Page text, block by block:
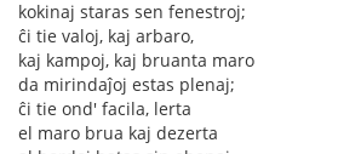
kokinaj staras sen fenestroj;
ĉi tie valoj, kaj arbaro,
kaj kampoj, kaj bruanta maro
da mirindaĵoj estas plenaj;
ĉi tie ond' facila, lerta
el maro brua kaj dezerta